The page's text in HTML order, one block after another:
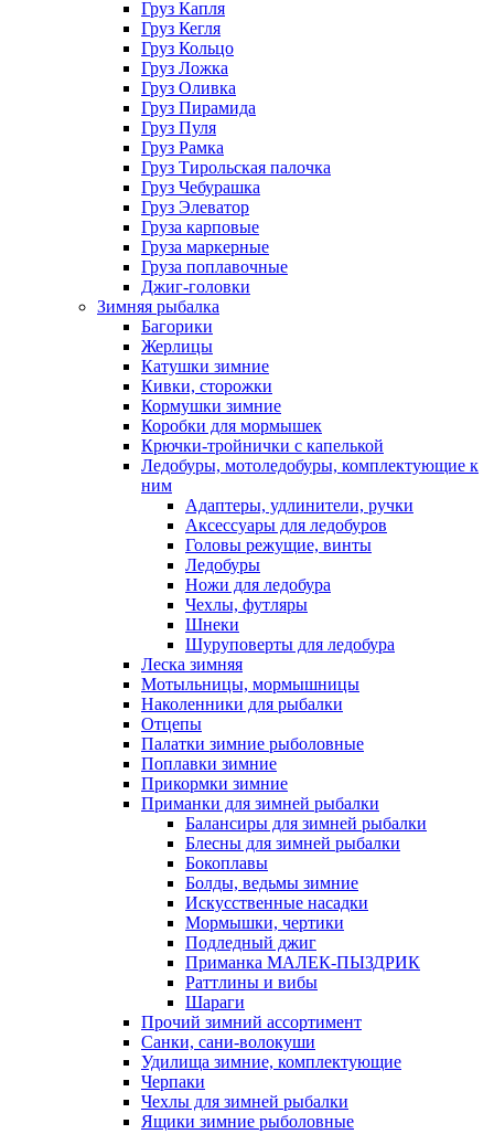
Груз Капля
Груз Кегля
Груз Кольцо
Груз Ложка
Груз Оливка
Груз Пирамида
Груз Пуля
Груз Рамка
Груз Тирольская палочка
Груз Чебурашка
Груз Элеватор
Груза карповые
Груза маркерные
Груза поплавочные
Джиг-головки
Зимняя рыбалка
Багорики
Жерлицы
Катушки зимние
Кивки, сторожки
Кормушки зимние
Коробки для мормышек
Крючки-тройнички с капелькой
Ледобуры, мотоледобуры, комплектующие к
ним
Адаптеры, удлинители, ручки
Аксессуары для ледобуров
Головы режущие, винты
Ледобуры
Ножи для ледобура
Чехлы, футляры
Шнеки
Шуруповерты для ледобура
Леска зимняя
Мотыльницы, мормышницы
Наколенники для рыбалки
Отцепы
Палатки зимние рыболовные
Поплавки зимние
Прикормки зимние
Приманки для зимней рыбалки
Балансиры для зимней рыбалки
Блесны для зимней рыбалки
Бокоплавы
Болды, ведьмы зимние
Искусственные насадки
Мормышки, чертики
Подледный джиг
Приманка МАЛЕК-ПЫЗДРИК
Раттлины и вибы
Шараги
Прочий зимний ассортимент
Санки, сани-волокуши
Удилища зимние, комплектующие
Черпаки
Чехлы для зимней рыбалки
Ящики зимние рыболовные